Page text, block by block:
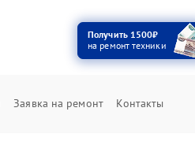
Получить 1500₽
на ремонт техники
Заявка на ремонт Контакты